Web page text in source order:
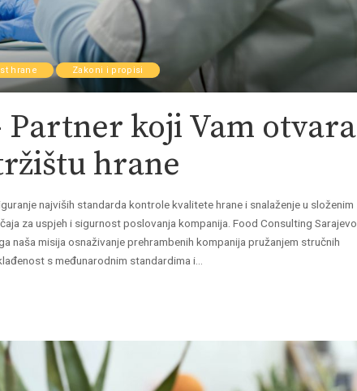
hrane Zakoni i propisi
Partner koji Vam otvara
hrane
najviših standarda kontrole kvalitete hrane i snalaženje u složenim
za uspjeh i sigurnost poslovanja kompanija. Food Consulting Sarajevo
naša misija osnaživanje prehrambenih kompanija pružanjem stručnih
s međunarodnim standardima i...